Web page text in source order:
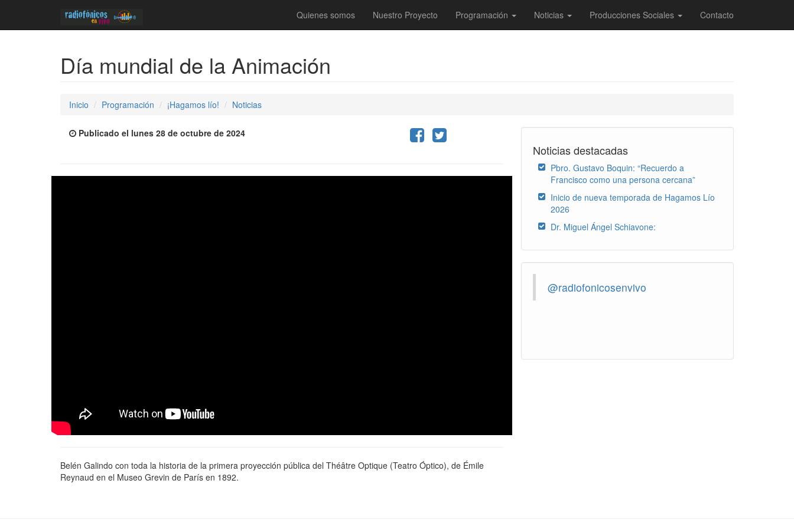
Quienes somos Nuestro Proyecto Programación Noticias Producciones Sociales Contacto
Día mundial de la Animación
Inicio Programación ¡Hagamos lío! Noticias
Publicado el lunes 28 de octubre de 2024
Belén Galindo con toda la historia de la primera proyección pública del Théâtre Optique (Teatro Óptico), de Émile
Reynaud en el Museo Grevin de París en 1892.
Noticias destacadas
Pbro. Gustavo Boquin: “Recuerdo a
Francisco como una persona cercana”
Inicio de nueva temporada de Hagamos Lío
2026
Dr. Miguel Ángel Schiavone:
@radiofonicosenvivo